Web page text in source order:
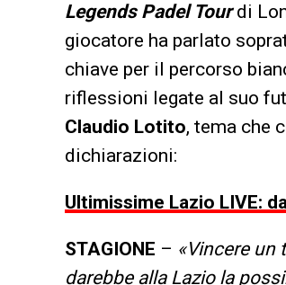
Legends Padel Tour di
giocatore ha parlato
chiave per il percorso
riflessioni legate al suo
Claudio Lotito, tema che
dichiarazioni:
Ultimissime Lazio LIVE:
STAGIONE – «Vincere un
darebbe alla Lazio la